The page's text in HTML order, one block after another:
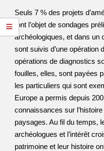
Seuls 7 % des projets
font l’objet de sondages
archéologiques, et dans un
sont suivis d’une opération
opérations de diagnostics
fouilles, elles, sont payées
les particuliers qui sont
Europe a permis depuis
connaissances sur
paysages. Au fil du temps,
archéologues et l’intérêt
patrimoine et leur histoire